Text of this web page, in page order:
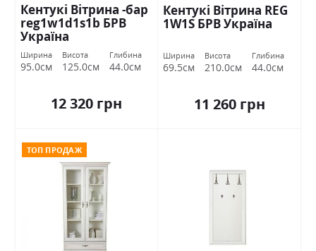
Кентукі Вітрина -бар
reg1w1d1s1b БРВ
Україна
Ширина
95.0см
Висота
125.0см
Глибина
44.0см
12 320 грн
Кентукі Вітрина REG
1W1S БРВ Україна
Ширина
69.5см
Висота
210.0см
Глибина
44.0см
11 260 грн
ТОП ПРОДАЖ